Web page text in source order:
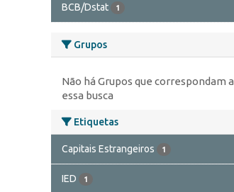
BCB/Dstat 1
Grupos
Não há Grupos que correspondam a
essa busca
Etiquetas
Capitais Estrangeiros 1
IED 1